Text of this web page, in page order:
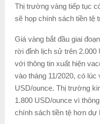
Thị trường vàng tiếp tục
sẽ họp chính sách tiền tệ
Giá vàng bắt đầu giai
rời đỉnh lịch sử trên 2.000
với thông tin xuất hiện
vào tháng 11/2020, có
USD/ounce. Thị trường
1.800 USD/ounce vì
chính sách tiền tệ hơn dự